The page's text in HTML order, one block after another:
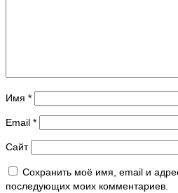
Имя *
Email *
Сайт
Сохранить моё имя, email и
последующих моих комментариев.